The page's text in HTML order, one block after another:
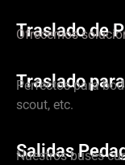
Traslado de
Ofrecemos
Traslado
Perfectos para
scout, etc.
Salidas
Nuestros buses